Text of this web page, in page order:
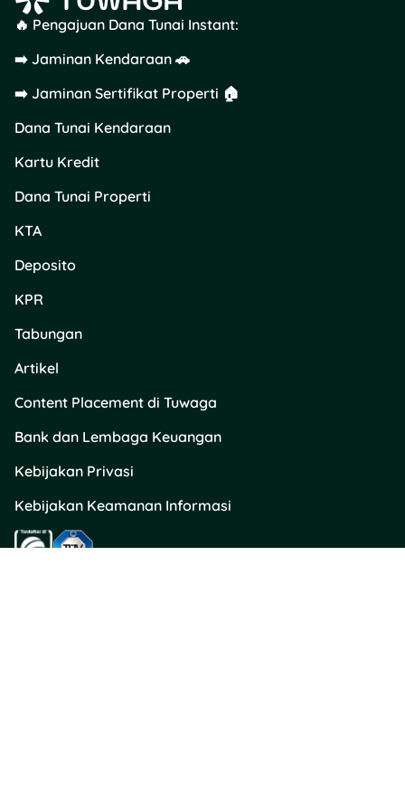
🔥 Pengajuan Dana Tunai Instant:
➡️ Jaminan Kendaraan 🚗
➡️ Jaminan Sertifikat Properti 🏠
Dana Tunai Kendaraan
Kartu Kredit
Dana Tunai Properti
KTA
Deposito
KPR
Tabungan
Artikel
Content Placement di Tuwaga
Bank dan Lembaga Keuangan
Kebijakan Privasi
Kebijakan Keamanan Informasi